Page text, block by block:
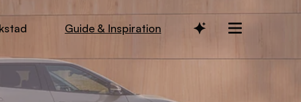
Guide & Inspiration